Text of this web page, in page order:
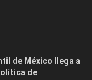
de México llega a
de